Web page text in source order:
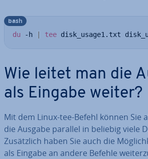
du -h tee disk_usage1.txt
bash
Wie leitet man die
als Eingabe weiter?
Mit dem Linux-tee-Befehl können Sie
die Ausgabe parallel in beliebig viele
Zu­sätz­lich haben Sie auch die
als Eingabe an andere Befehle